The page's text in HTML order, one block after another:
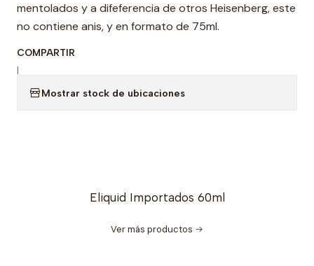
mentolados y a difeferencia de otros Heisenberg, este
no contiene anis, y en formato de 75ml.
COMPARTIR
|
Mostrar stock de ubicaciones
Eliquid Importados 60ml
Ver más productos